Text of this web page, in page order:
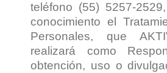
teléfono (55) 5257-
conocimiento el
Personales, que
realizará como
obtención, uso o